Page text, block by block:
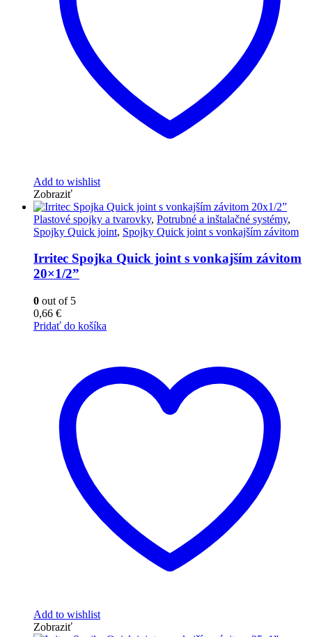
Add to wishlist
Zobraziť
Plastové spojky a tvarovky, Potrubné a inštalačné systémy,
Spojky Quick joint, Spojky Quick joint s vonkajším závitom
Irritec Spojka Quick joint s vonkajším závitom
20×1/2”
0 out of 5
0,66 €
Pridať do košíka
Add to wishlist
Zobraziť